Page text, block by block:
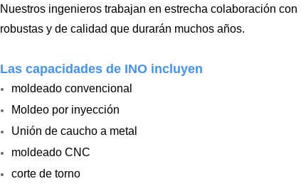
Nuestros ingenieros trabajan en estrecha colaboración
robustas y de calidad que durarán muchos años.
Las capacidades de INO incluyen
moldeado convencional
Moldeo por inyección
Unión de caucho a metal
moldeado CNC
corte de torno